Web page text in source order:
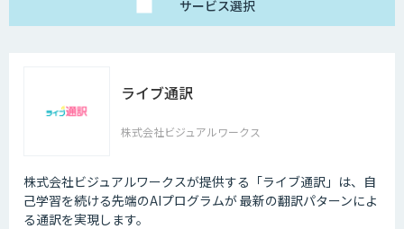
サービス選択
ライブ通訳
株式会社ビジュアルワークス
株式会社ビジュアルワークスが提供する「ライブ通訳」は、自
己学習を続ける先端のAIプログラムが 最新の翻訳パターンによ
る通訳を実現します。